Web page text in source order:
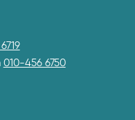
010-456 6750